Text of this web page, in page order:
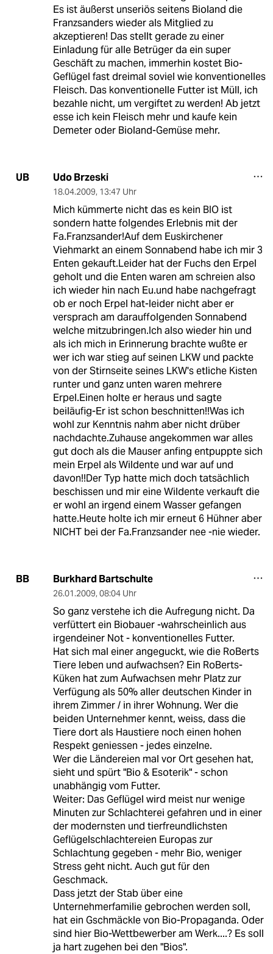
Es ist äußerst unseriös seitens Bioland die
Franzsanders wieder als Mitglied zu
akzeptieren! Das stellt gerade zu einer
Einladung für alle Betrüger da ein super
Geschäft zu machen, immerhin kostet Bio-
Geflügel fast dreimal soviel wie konventionelles
Fleisch. Das konventionelle Futter ist Müll, ich
bezahle nicht, um vergiftet zu werden! Ab jetzt
esse ich kein Fleisch mehr und kaufe kein
Demeter oder Bioland-Gemüse mehr.
UB Udo Brzeski
18.04.2009, 13:47 Uhr
Mich kümmerte nicht das es kein BIO ist
sondern hatte folgendes Erlebnis mit der
Fa.Franzsander!Auf dem Euskirchener
Viehmarkt an einem Sonnabend habe ich mir 3
Enten gekauft.Leider hat der Fuchs den Erpel
geholt und die Enten waren am schreien also
ich wieder hin nach Eu.und habe nachgefragt
ob er noch Erpel hat-leider nicht aber er
versprach am darauffolgenden Sonnabend
welche mitzubringen.Ich also wieder hin und
als ich mich in Erinnerung brachte wußte er
wer ich war stieg auf seinen LKW und packte
von der Stirnseite seines LKW's etliche Kisten
runter und ganz unten waren mehrere
Erpel.Einen holte er heraus und sagte
beiläufig-Er ist schon beschnitten!!Was ich
wohl zur Kenntnis nahm aber nicht drüber
nachdachte.Zuhause angekommen war alles
gut doch als die Mauser anfing entpuppte sich
mein Erpel als Wildente und war auf und
davon!!Der Typ hatte mich doch tatsächlich
beschissen und mir eine Wildente verkauft die
er wohl an irgend einem Wasser gefangen
hatte.Heute holte ich mir erneut 6 Hühner aber
NICHT bei der Fa.Franzsander nee -nie wieder.
BB Burkhard Bartschulte
26.01.2009, 08:04 Uhr
So ganz verstehe ich die Aufregung nicht. Da
verfüttert ein Biobauer -wahrscheinlich aus
irgendeiner Not - konventionelles Futter.
Hat sich mal einer angeguckt, wie die RoBerts
Tiere leben und aufwachsen? Ein RoBerts-
Küken hat zum Aufwachsen mehr Platz zur
Verfügung als 50% aller deutschen Kinder in
ihrem Zimmer / in ihrer Wohnung. Wer die
beiden Unternehmer kennt, weiss, dass die
Tiere dort als Haustiere noch einen hohen
Respekt geniessen - jedes einzelne.
Wer die Ländereien mal vor Ort gesehen hat,
sieht und spürt "Bio & Esoterik" - schon
unabhängig vom Futter.
Weiter: Das Geflügel wird meist nur wenige
Minuten zur Schlachterei gefahren und in einer
der modernsten und tierfreundlichsten
Geflügelschlachtereien Europas zur
Schlachtung gegeben - mehr Bio, weniger
Stress geht nicht. Auch gut für den
Geschmack.
Dass jetzt der Stab über eine
Unternehmerfamilie gebrochen werden soll,
hat ein Gschmäckle von Bio-Propaganda. Oder
sind hier Bio-Wettbewerber am Werk....? Es soll
ja hart zugehen bei den "Bios".